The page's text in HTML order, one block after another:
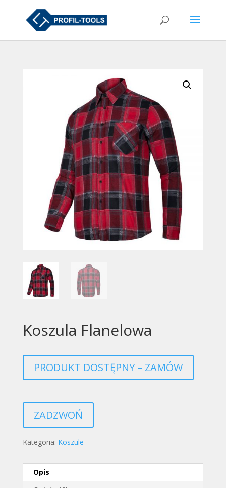
Koszula Flanelowa
PRODUKT DOSTĘPNY – ZAMÓW
ZADZWOŃ
Kategoria: Koszule
Opis